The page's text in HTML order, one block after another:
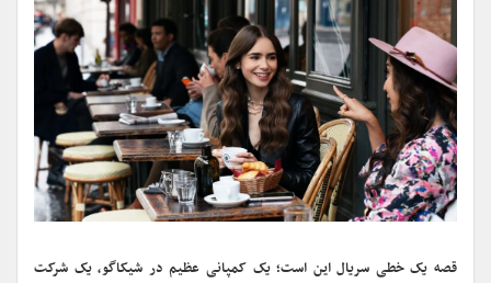
قصه یک خطی سریال این است؛ یک کمپانی عظیم در شیکاگو، یک شرکت